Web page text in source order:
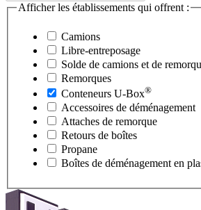
Afficher les établissements qui offrent :
Camions
Libre-entreposage
Solde de camions et de
Remorques
Conteneurs U-Box®
Accessoires de déménagement
Attaches de remorque
Retours de boîtes
Propane
Boîtes de déménagement en